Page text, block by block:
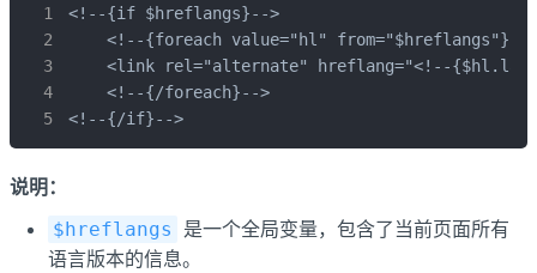
<!--{if $hreflangs}-->
    <!--{foreach value="hl" from="$hreflangs"}-->
<link rel="alternate" hreflang="<!--
    <!--{/foreach}-->
<!--{/if}-->
说明：
$hreflangs
是一个全局变量，包含了当前页面所有
语言版本的信息。